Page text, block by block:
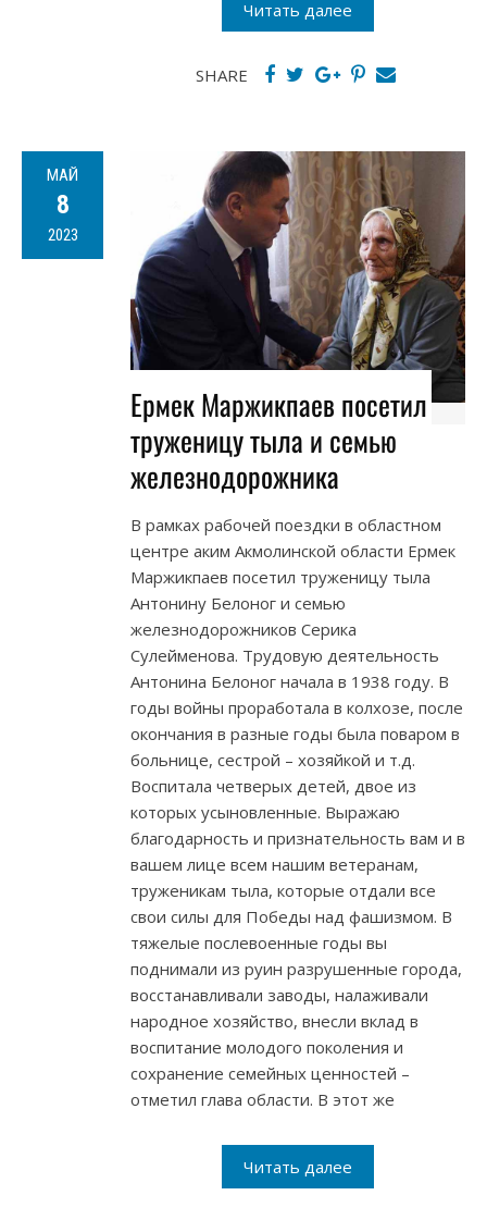
Читать далее
SHARE
МАЙ
8
2023
Ермек Маржикпаев посетил
труженицу тыла и семью
железнодорожника
В рамках рабочей поездки в областном
центре аким Акмолинской области Ермек
Маржикпаев посетил труженицу тыла
Антонину Белоног и семью
железнодорожников Серика
Сулейменова. Трудовую деятельность
Антонина Белоног начала в 1938 году. В
годы войны проработала в колхозе, после
окончания в разные годы была поваром в
больнице, сестрой – хозяйкой и т.д.
Воспитала четверых детей, двое из
которых усыновленные. Выражаю
благодарность и признательность вам и в
вашем лице всем нашим ветеранам,
труженикам тыла, которые отдали все
свои силы для Победы над фашизмом. В
тяжелые послевоенные годы вы
поднимали из руин разрушенные города,
восстанавливали заводы, налаживали
народное хозяйство, внесли вклад в
воспитание молодого поколения и
сохранение семейных ценностей –
отметил глава области. В этот же
Читать далее